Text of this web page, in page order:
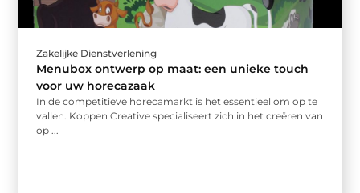
Zakelijke Dienstverlening
Menubox ontwerp op maat: een unieke touch
voor uw horecazaak
In de competitieve horecamarkt is het essentieel om op te
vallen. Koppen Creative specialiseert zich in het creëren van
op ...